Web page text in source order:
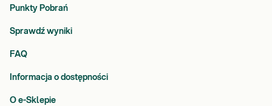
Punkty Pobrań
Sprawdź wyniki
FAQ
Informacja o dostępności
O e-Sklepie